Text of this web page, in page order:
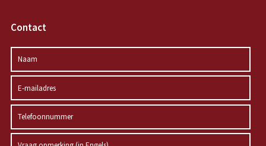
Contact